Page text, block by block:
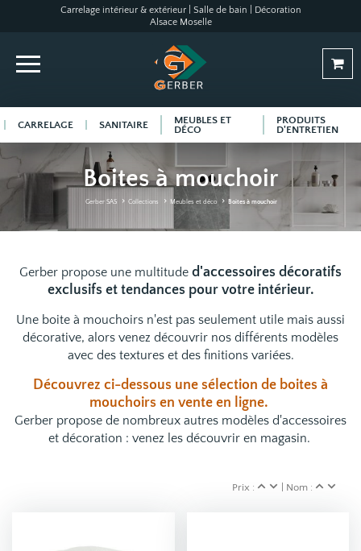
Carrelage intérieur & extérieur | Salle de bain | Décoration
Alsace Moselle
CARRELAGE SANITAIRE
MEUBLES ET
DÉCO
PRODUITS
D'ENTRETIEN
Boites à mouchoir
Gerber SAS Collections Meubles et déco Boites à mouchoir
Gerber propose une multitude d'accessoires décoratifs
exclusifs et tendances pour votre intérieur.
Une boite à mouchoirs n'est pas seulement utile mais aussi
décorative, alors venez découvrir nos différents modèles
avec des textures et des finitions variées.
Découvrez ci-dessous une sélection de boites à
mouchoirs en vente en ligne.
Gerber propose de nombreux autres modèles d'accessoires
et décoration : venez les découvrir en magasin.
Prix : | Nom :